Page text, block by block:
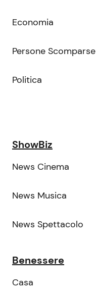
Economia
Persone Scomparse
Politica
ShowBiz
News Cinema
News Musica
News Spettacolo
Benessere
Casa